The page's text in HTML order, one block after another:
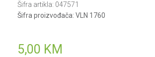
Šifra artikla: 047571
Šifra proizvođača: VLN 1760
5,00 KM